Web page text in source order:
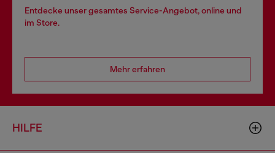
Entdecke unser gesamtes Service-Angebot, online und
im Store.
Mehr erfahren
HILFE